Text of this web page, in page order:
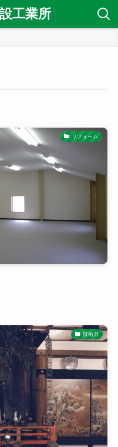
工業所
リフォーム
技術力